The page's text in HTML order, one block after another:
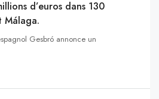
d’euros dans 130
Málaga.
Gesbró annonce un